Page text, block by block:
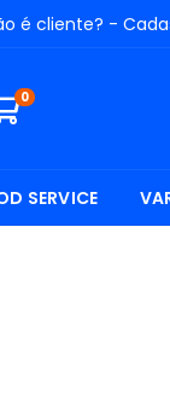
é cliente? -
0
SERVICE